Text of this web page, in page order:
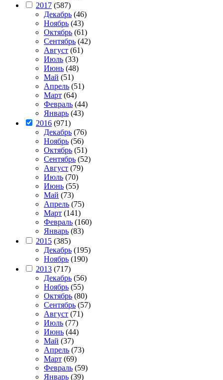
2017 (587)
Декабрь (46)
Ноябрь (43)
Октябрь (61)
Сентябрь (42)
Август (61)
Июль (33)
Июнь (48)
Май (51)
Апрель (51)
Март (64)
Февраль (44)
Январь (43)
2016 (971)
Декабрь (76)
Ноябрь (56)
Октябрь (51)
Сентябрь (52)
Август (79)
Июль (70)
Июнь (55)
Май (73)
Апрель (75)
Март (141)
Февраль (160)
Январь (83)
2015 (385)
Декабрь (195)
Ноябрь (190)
2013 (717)
Декабрь (56)
Ноябрь (55)
Октябрь (80)
Сентябрь (57)
Август (71)
Июль (77)
Июнь (44)
Май (37)
Апрель (73)
Март (69)
Февраль (59)
Январь (39)